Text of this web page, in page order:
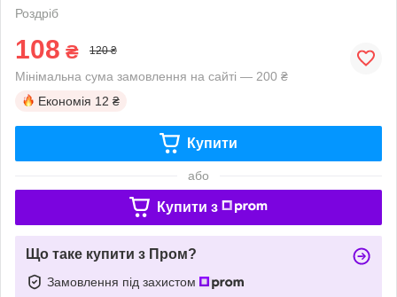
Роздріб
108 ₴ 120 ₴
Мінімальна сума замовлення на сайті — 200 ₴
Економія 12 ₴
Купити
або
Купити з
Що таке купити з Пром?
Замовлення під захистом